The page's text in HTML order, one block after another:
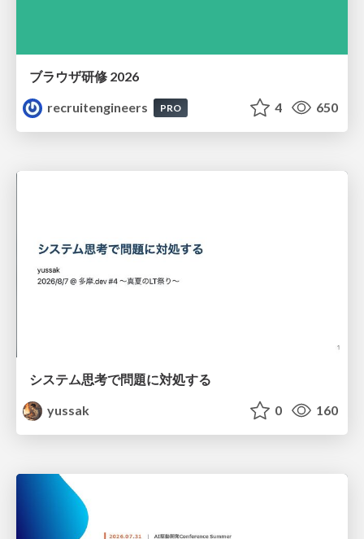
ブラウザ研修 2026
recruitengineers
PRO 4 650
システム思考で問題に対処する
yussak
0 160